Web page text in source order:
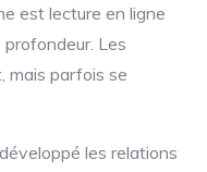
est lecture en ligne
Les
mais parfois se
les relations